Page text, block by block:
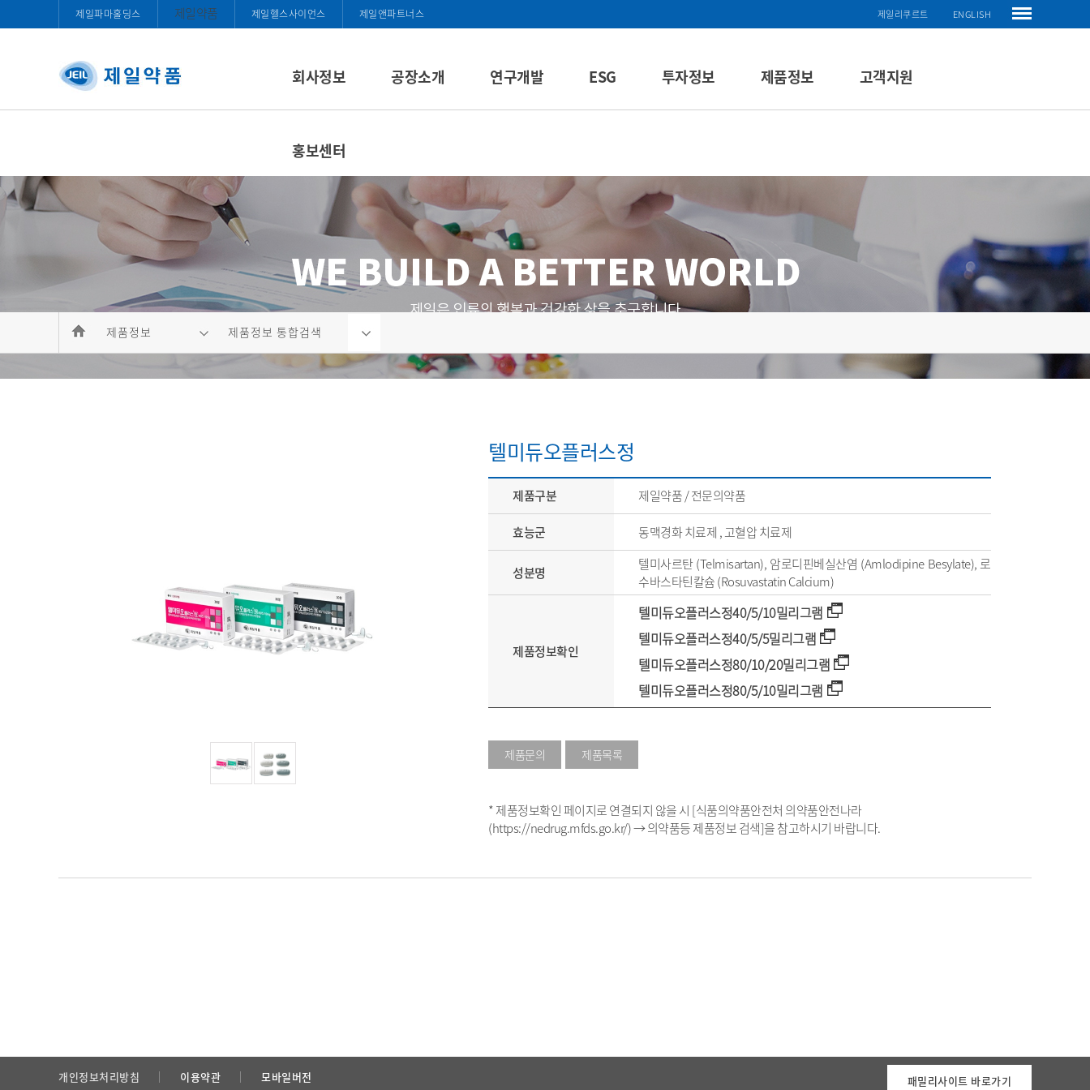
제일파마홀딩스 제일약품 제일헬스사이언스 제일앤파트너스 제일리쿠르트 ENGLISH
회사정보 공장소개 연구개발 ESG 투자정보 제품정보 고객지원
홍보센터
제품정보 제품정보 통합검색
텔미듀오플러스정
제품구분 제일약품 / 전문의약품
효능군 동맥경화 치료제 , 고혈압 치료제
성분명
텔미사르탄 (Telmisartan), 암로디핀베실산염 (Amlodipine Besylate), 로
수바스타틴칼슘 (Rosuvastatin Calcium)
제품정보확인
텔미듀오플러스정40/5/10밀리그램
텔미듀오플러스정40/5/5밀리그램
텔미듀오플러스정80/10/20밀리그램
텔미듀오플러스정80/5/10밀리그램
제품문의 제품목록
* 제품정보확인 페이지로 연결되지 않을 시 [식품의약품안전처 의약품안전나라
(https://nedrug.mfds.go.kr/) → 의약품등 제품정보 검색]을 참고하시기 바랍니다.
개인정보처리방침 이용약관 모바일버전 패밀리사이트 바로가기